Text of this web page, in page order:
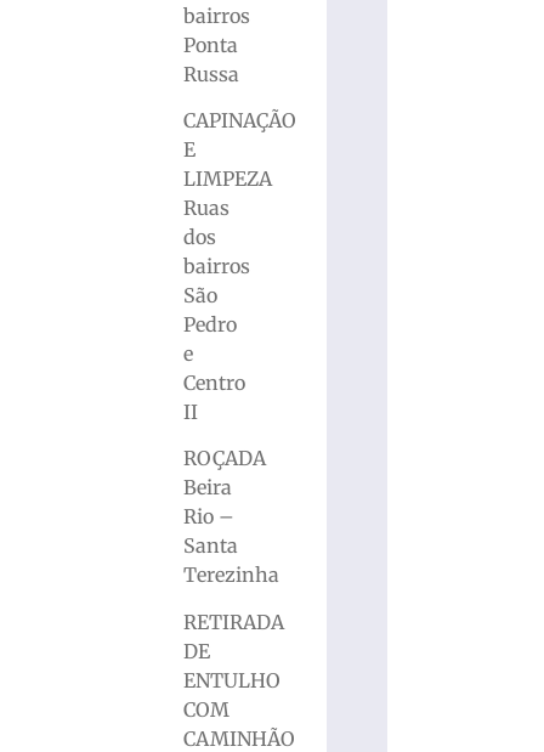
bairros
Ponta
Russa
CAPINAÇÃO
E
LIMPEZA
Ruas
dos
bairros
São
Pedro
e
Centro
II
ROÇADA
Beira
Rio –
Santa
Terezinha
RETIRADA
DE
ENTULHO
COM
CAMINHÃO